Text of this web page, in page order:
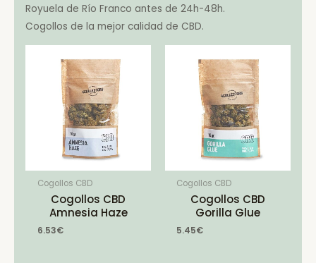
Royuela de Río Franco antes de 24h-48h.
Cogollos de la mejor calidad de CBD.
Cogollos CBD
Cogollos CBD
Amnesia Haze
6.53€
Cogollos CBD
Cogollos CBD
Gorilla Glue
5.45€